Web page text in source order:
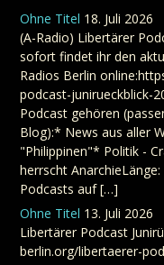
Ohne Titel 18. Juli 2026
(A-Radio) Libertärer
sofort findet ihr den
Radios Berlin
podcast-junirueckblick-
Podcast gehören
Blog):* News aus aller
"Philippinen"* Politik -
herrscht
Podcasts auf […]
Ohne Titel 13. Juli 2026
Libertärer Podcast
berlin.org/libertaerer-